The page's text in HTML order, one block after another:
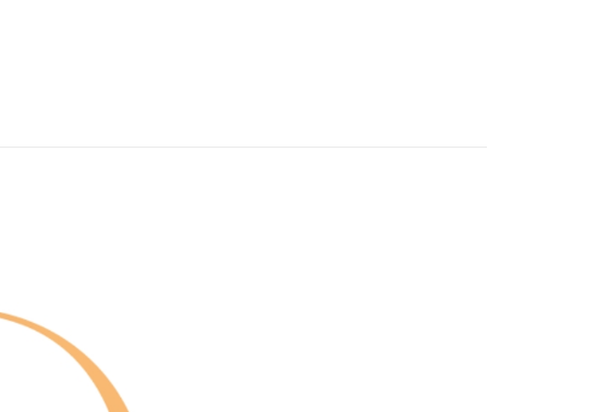
４．使用「AFTEE先享後付」時，將依據個別帳號之用戶狀況，依本公司
即時審查核予不同之上限額度；若仍有額度不足之情形，本公司將視審查
結果請求用戶進行身份認證。
５．嚴禁一人註冊多個帳號或使用他人資訊註冊。若發現惡意使用之情
形，恩沛科技股份有限公司將有權停止該用戶之使用額度並採取法律行